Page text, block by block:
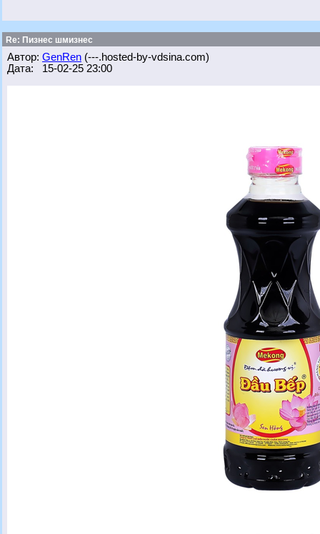
Re: Пизнес шмизнес
Автор: GenRen (---.hosted-by-vdsina.com)
Дата: 15-02-25 23:00